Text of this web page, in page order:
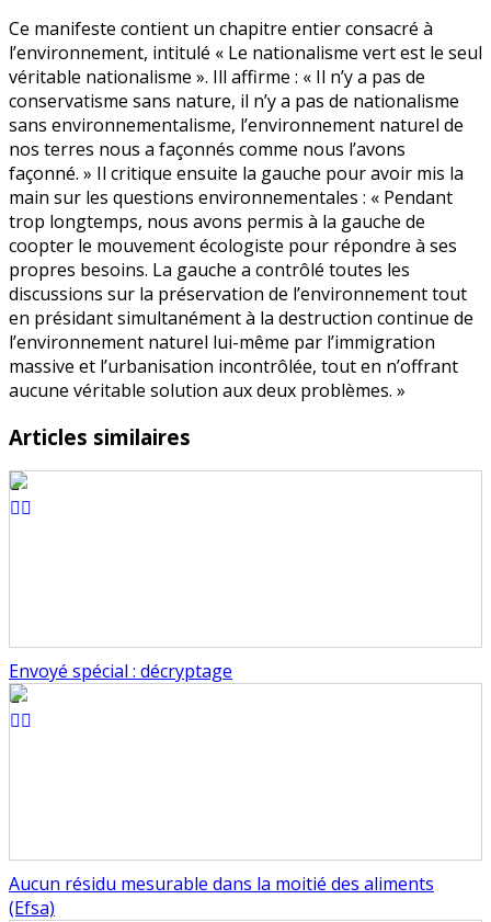
Ce manifeste contient un chapitre entier consacré à
l’environnement, intitulé « Le nationalisme vert est le seul
véritable nationalisme ». Ill affirme : « Il n’y a pas de
conservatisme sans nature, il n’y a pas de nationalisme
sans environnementalisme, l’environnement naturel de
nos terres nous a façonnés comme nous l’avons
façonné. » Il critique ensuite la gauche pour avoir mis la
main sur les questions environnementales : « Pendant
trop longtemps, nous avons permis à la gauche de
coopter le mouvement écologiste pour répondre à ses
propres besoins. La gauche a contrôlé toutes les
discussions sur la préservation de l’environnement tout
en présidant simultanément à la destruction continue de
l’environnement naturel lui-même par l’immigration
massive et l’urbanisation incontrôlée, tout en n’offrant
aucune véritable solution aux deux problèmes. »
Articles similaires
Envoyé spécial : décryptage
Aucun résidu mesurable dans la moitié des aliments
(Efsa)